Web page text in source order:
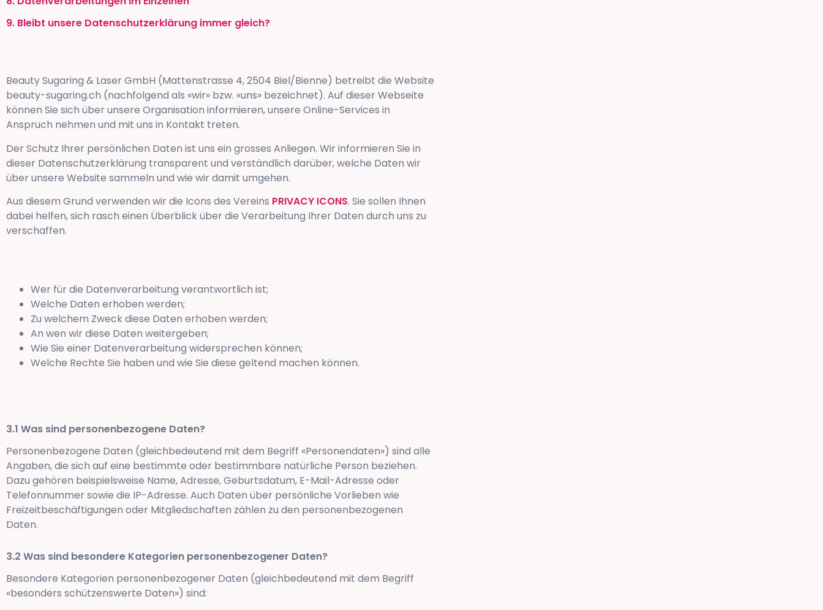
9. Bleibt unsere Datenschutzerklärung immer gleich?
Beauty Sugaring & Laser GmbH (Mattenstrasse 4,2504 Biel/Bienne) betreibt die Website
beauty-sugaring.ch (nachfolgend als «wir» bzw. «uns» bezeichnet). Auf dieser Webseite
können Sie sich über unsere Organisation informieren, unsere Online-Services in
Anspruch nehmen und mit uns in Kontakt treten.
Der Schutz Ihrer persönlichen Daten ist uns ein grosses Anliegen. Wir informieren Sie in
dieser Datenschutzerklärung transparent und verständlich darüber, welche Daten wir
über unsere Website sammeln und wie wir damit umgehen.
Aus diesem Grund verwenden wir die Icons des Vereins PRIVACY ICONS. Sie sollen Ihnen
dabei helfen, sich rasch einen Überblick über die Verarbeitung Ihrer Daten durch uns zu
verschaffen.
Wer für die Datenverarbeitung verantwortlich ist;
Welche Daten erhoben werden;
Zu welchem Zweck diese Daten erhoben werden;
An wen wir diese Daten weitergeben;
Wie Sie einer Datenverarbeitung widersprechen können;
Welche Rechte Sie haben und wie Sie diese geltend machen können.
Was sind personenbezogene Daten?
Personenbezogene Daten (gleichbedeutend mit dem Begriff «Personendaten») sind alle
Angaben, die sich auf eine bestimmte oder bestimmbare natürliche Person beziehen.
Dazu gehören beispielsweise Name, Adresse, Geburtsdatum, E-Mail-Adresse oder
Telefonnummer sowie die IP-Adresse. Auch Daten über persönliche Vorlieben wie
Freizeitbeschäftigungen oder Mitgliedschaften zählen zu den personenbezogenen
Daten.
Was sind besondere Kategorien personenbezogener Daten?
Besondere Kategorien personenbezogener Daten (gleichbedeutend mit dem Begriff
«besonders schützenswerte Daten») sind: